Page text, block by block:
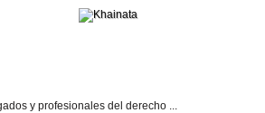
y profesionales del derecho ...